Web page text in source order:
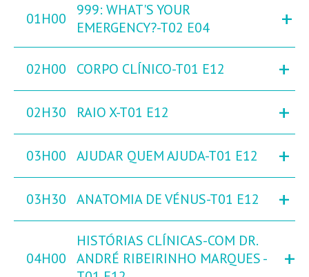
01H00
999: WHAT'S YOUR
EMERGENCY?-T02 E04
+
02H00 CORPO CLÍNICO-T01 E12 +
02H30 RAIO X-T01 E12 +
03H00 AJUDAR QUEM AJUDA-T01 E12 +
03H30 ANATOMIA DE VÉNUS-T01 E12 +
04H00
HISTÓRIAS CLÍNICAS-COM DR.
ANDRÉ RIBEIRINHO MARQUES -
+